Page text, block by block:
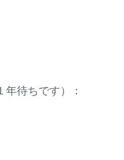
待ちです）：